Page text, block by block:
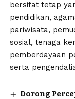
bersifat tetap
pendidikan,
pariwisata,
sosial, tenaga
pemberdayaan
serta
Dorong